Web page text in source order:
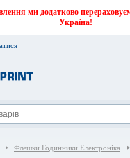
ми додатково
Україна!
Флешки Годинники Електроніка